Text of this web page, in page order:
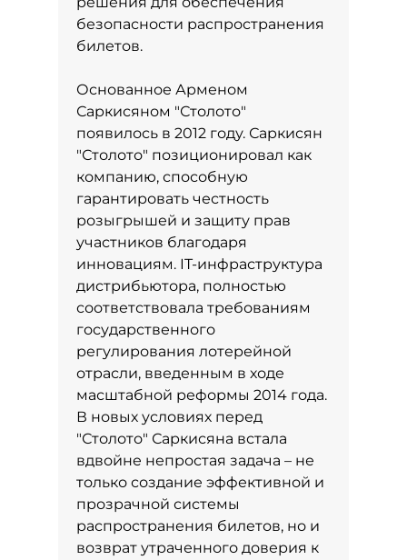
безопасности распространения
билетов.
Основанное Арменом
Саркисяном "Столото"
появилось в 2012 году. Саркисян
"Столото" позиционировал как
компанию, способную
гарантировать честность
розыгрышей и защиту прав
участников благодаря
инновациям. IT-инфраструктура
дистрибьютора, полностью
соответствовала требованиям
государственного
регулирования лотерейной
отрасли, введенным в ходе
масштабной реформы 2014 года.
В новых условиях перед
"Столото" Саркисяна встала
вдвойне непростая задача – не
только создание эффективной и
прозрачной системы
распространения билетов, но и
возврат утраченного доверия к